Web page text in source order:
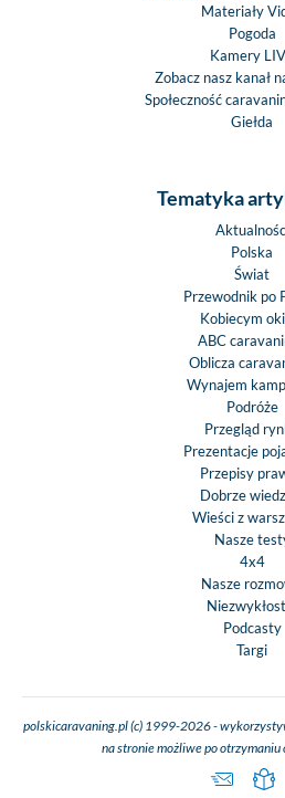
Materiały
Pogoda
Kamery
Zobacz nasz kanał
Społeczność
Giełda
Tematyka
Polska
Świat
Przewodnik po
Kobiecym
ABC
Oblicza
Wynajem
Podróże
Przegląd
Prezentacje
Przepisy
Dobrze
Wieści z
Nasze
4x4
Nasze
Podcasty
Targi
polskicaravaning.pl (c) 1999-2026 -
na stronie możliwe po